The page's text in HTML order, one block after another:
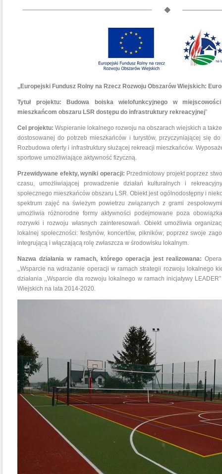
,,Europejski Fundusz Rolny na Rzecz Rozwoju Obszarów Wiejskich:
Tytuł projektu: Budowa boiska wielofunkcyjnego w
mieszkańcom obszaru LSR dostępu do infrastruktury rekreacyjnej”
Cel projektu: Wspieranie lokalnego rozwoju na obszarach wiejskich a
dostosowanej do potrzeb mieszkańców i turystów, przyczyniającej się
Rozbudowa oferty i infrastruktury służącej rekreacji mieszkańców.
sportowe umożliwiające aktywność fizyczną.
Przewidywane efekty, wyniki operacji: Przedmiotowy projekt poprzez
czasu, umożliwiającej prowadzenie działań kulturalnych i
społecznego mieszkańców obszaru LSR. Obiekt jest ogólnodostępny i
spektrum zajęć na świeżym powietrzu związanych z grami
umożliwia różnorodne formy aktywności podejmowane poza
rozrywki i rozwoju własnych zainteresowań. Obiekt umożliwia
lokalnej społeczności: festynów, koncertów, pikników; poprzez swoje
integrującą i włączającą rolę zwłaszcza w środowisku lokalnym.
Nazwa działania w ramach, którego operacja jest realizowana:
,,Wsparcie na wdrażanie operacji w ramach strategii rozwoju lokalnego
działania ,,Wsparcie dla rozwoju lokalnego w ramach inicjatywy
Wiejskich na lata 2014-2020.